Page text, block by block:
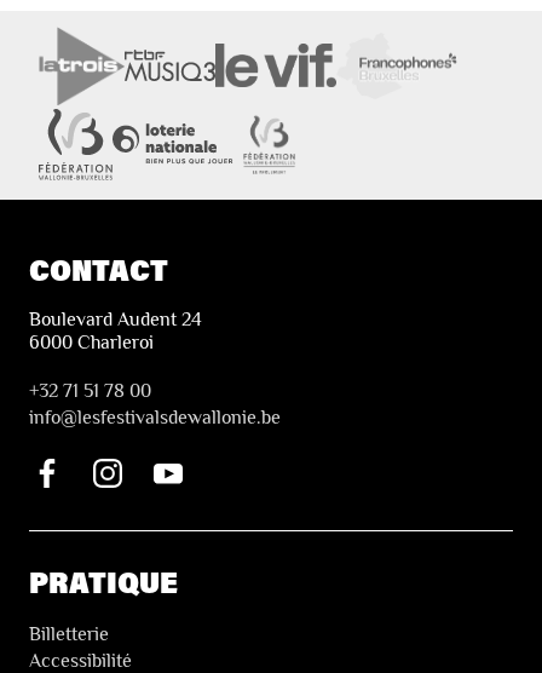
CONTACT
Boulevard Audent 24
6000 Charleroi
+32 71 51 78 00
info@lesfestivalsdewallonie.be
PRATIQUE
Billetterie
Accessibilité